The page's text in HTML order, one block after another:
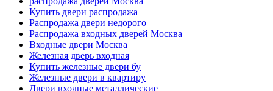
Купить двери распродажа
Распродажа двери недорого
Распродажа входных дверей Москва
Входные двери Москва
Железная дверь входная
Купить железные двери бу
Железные двери в квартиру
Двери входные металлические